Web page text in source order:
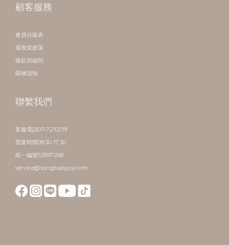
顧客服務
會員分級表
退換貨政策
條款與細則
購物須知
聯繫我們
客服電話07-7210219
營業時間08:30-17:30
統一編號53597268
service@songbabyjoy.com